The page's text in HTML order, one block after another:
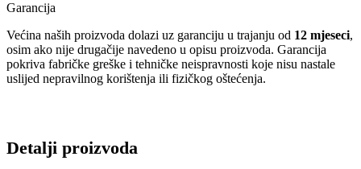
Garancija
Većina naših proizvoda dolazi uz garanciju u trajanju od 12 mjeseci,
osim ako nije drugačije navedeno u opisu proizvoda. Garancija
pokriva fabričke greške i tehničke neispravnosti koje nisu nastale
uslijed nepravilnog korištenja ili fizičkog oštećenja.
Detalji proizvoda